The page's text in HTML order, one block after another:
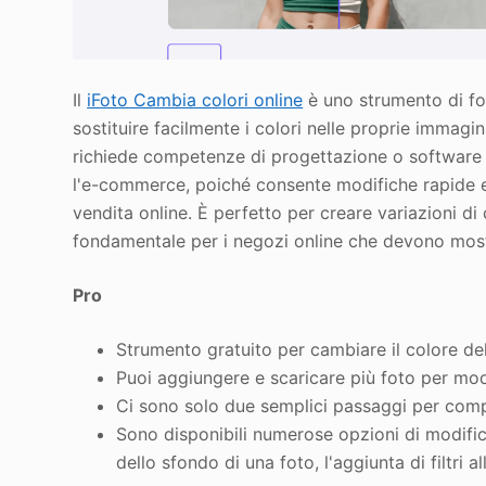
Il iFoto Cambia colori online è uno strumento di
sostituire facilmente i colori nelle proprie
richiede competenze di progettazione o
l'e-commerce, poiché consente modifiche
vendita online. È perfetto per creare variazioni
fondamentale per i negozi online che devono
Pro
Strumento gratuito per cambiare il colore
Puoi aggiungere e scaricare più foto per
Ci sono solo due semplici passaggi per
Sono disponibili numerose opzioni di
dello sfondo di una foto, l'aggiunta di filtri